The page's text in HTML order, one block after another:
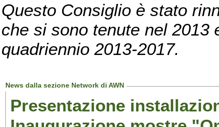
Questo Consiglio è stato
che si sono tenute nel 2013
quadriennio 2013-2017.
News dalla sezione Network di AWN
Presentazione